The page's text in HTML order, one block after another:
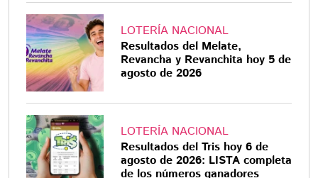
LOTERÍA NACIONAL
Resultados del Melate,
Revancha y Revanchita hoy 5 de
agosto de 2026
LOTERÍA NACIONAL
Resultados del Tris hoy 6 de
agosto de 2026: LISTA completa
de los números ganadores